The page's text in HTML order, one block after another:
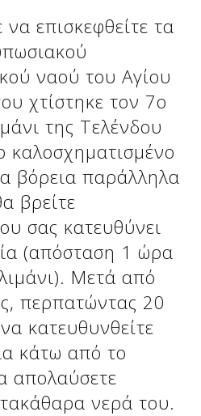
επισκεφθείτε τα
ναού του Αγίου
χτίστηκε τον 7ο
της Τελένδου
καλοσχηματισμένο
βόρεια παράλληλα
βρείτε
σας κατευθύνει
(απόσταση 1 ώρα
Μετά από
περπατώντας 20
κατευθυνθείτε
κάτω από το
απολαύσετε
νερά του.